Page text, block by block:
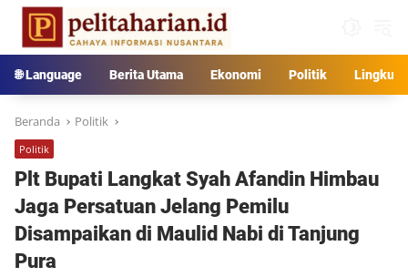
Langsung
konten
🌐 Language Berita Utama Ekonomi Politik
Beranda Politik
Politik
Plt Bupati Langkat Syah Afandin Himbau
Jaga Persatuan Jelang Pemilu
Disampaikan di Maulid Nabi di Tanjung
Pura